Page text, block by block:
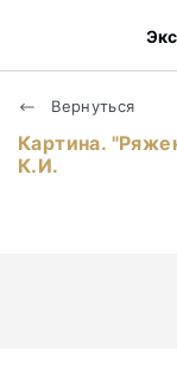
Вернуться
Картина.
К.И.